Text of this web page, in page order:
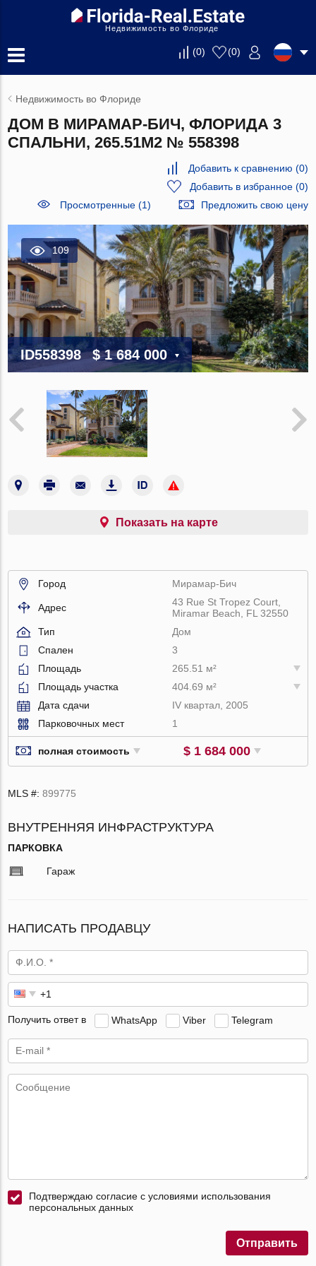
Недвижимость во Флориде
(0) (0)
Недвижимость во Флориде
ДОМ В МИРАМАР-БИЧ, ФЛОРИДА 3
СПАЛЬНИ, 265.51М2 № 558398
Добавить к сравнению (0)
Добавить в избранное(0)
Просмотренные (1)
Предложить свою цену
109
ID558398 $ 1 684 000
Показать на карте
Город Мирамар-Бич
Адрес
43 Rue St Tropez Court,
Miramar Beach, FL 32550
Тип
Дом
Спален
3
Площадь
265.51 м²
Площадь участка
404.69 м²
Дата сдачи
IV квартал, 2005
Парковочных мест
1
полная стоимость $ 1 684 000
MLS #:899775
ВНУТРЕННЯЯ ИНФРАСТРУКТУРА
ПАРКОВКА
Гараж
НАПИСАТЬ ПРОДАВЦУ
Получить ответ в WhatsApp Viber Telegram
Подтверждаю согласие с условиями использования
персональных данных
Отправить